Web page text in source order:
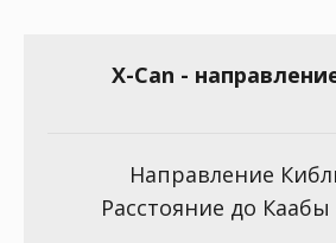
X-Can -
Направление
Расстояние до Каабы